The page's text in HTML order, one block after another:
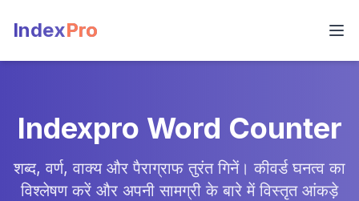
IndexPro
Indexpro Word Counter
शब्द, वर्ण, वाक्य और पैराग्राफ तुरंत गिनें। कीवर्ड घनत्व का
विश्लेषण करें और अपनी सामग्री के बारे में विस्तृत आंकड़े